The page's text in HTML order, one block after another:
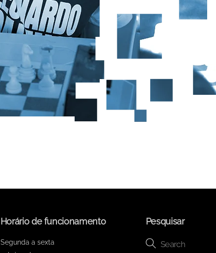
Horário de funcionamento
Segunda a sexta
Pesquisar